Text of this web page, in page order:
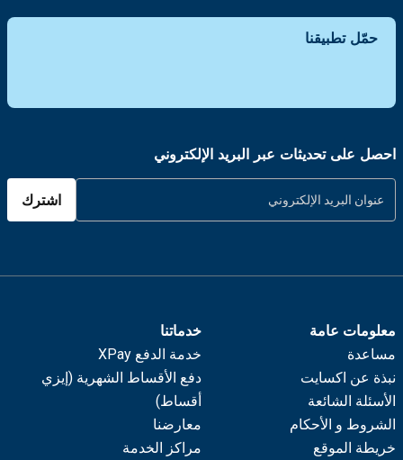
حمّل تطبيقنا
احصل على تحديثات عبر البريد الإلكتروني
اشترك
معلومات عامة
مساعدة
نبذة عن اكسايت
الأسئلة الشائعة
الشروط و الأحكام
خريطة الموقع
خدماتنا
خدمة الدفع XPay
دفع الأقساط الشهرية (إيزي
أقساط)
معارضنا
مراكز الخدمة